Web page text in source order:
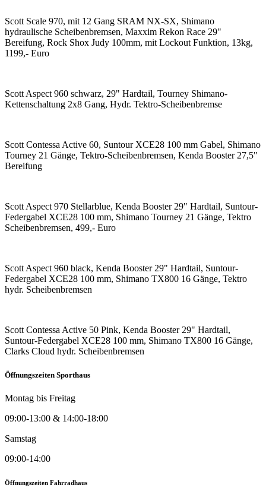
Scott Scale 970, mit 12 Gang SRAM NX-SX, Shimano
hydraulische Scheibenbremsen, Maxxim Rekon Race 29"
Bereifung, Rock Shox Judy 100mm, mit Lockout Funktion, 13kg,
1199,- Euro
Scott Aspect 960 schwarz, 29" Hardtail, Tourney Shimano-
Kettenschaltung 2x8 Gang, Hydr. Tektro-Scheibenbremse
Scott Contessa Active 60, Suntour XCE28 100 mm Gabel, Shimano
Tourney 21 Gänge, Tektro-Scheibenbremsen, Kenda Booster 27,5"
Bereifung
Scott Aspect 970 Stellarblue, Kenda Booster 29" Hardtail, Suntour-
Federgabel XCE28 100 mm, Shimano Tourney 21 Gänge, Tektro
Scheibenbremsen, 499,- Euro
Scott Aspect 960 black, Kenda Booster 29" Hardtail, Suntour-
Federgabel XCE28 100 mm, Shimano TX800 16 Gänge, Tektro
hydr. Scheibenbremsen
Scott Contessa Active 50 Pink, Kenda Booster 29" Hardtail,
Suntour-Federgabel XCE28 100 mm, Shimano TX800 16 Gänge,
Clarks Cloud hydr. Scheibenbremsen
Öffnungszeiten Sporthaus
Montag bis Freitag
09:00-13:00 & 14:00-18:00
Samstag
09:00-14:00
Öffnungszeiten Fahrradhaus